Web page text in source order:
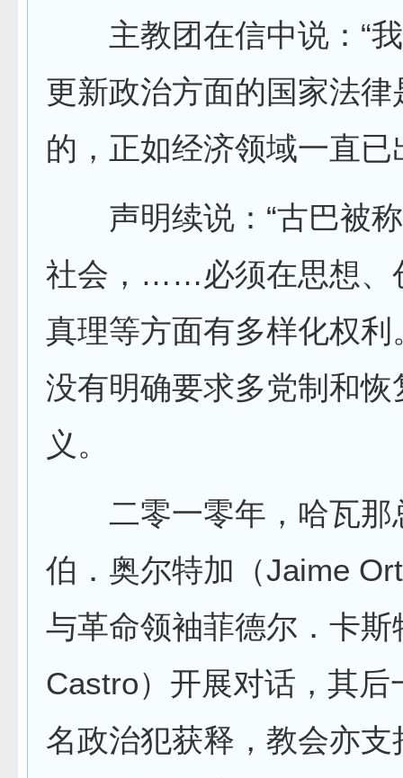
主教团在信中说：“我
更新政治方面的国家法律
的，正如经济领域一直已
声明续说：“古巴被称
社会，……必须在思想、
真理等方面有多样化权利
没有明确要求多党制和恢
义。
二零一零年，哈瓦那
伯．奥尔特加（Jaime
与革命领袖菲德尔．卡斯
Castro）开展对话，其后
名政治犯获释，教会亦支